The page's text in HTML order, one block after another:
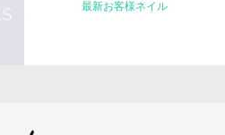
最新お客様ネイル